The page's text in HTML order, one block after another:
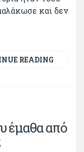
και δεν
READING
έμαθα από